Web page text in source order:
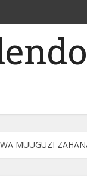
MUUGUZI